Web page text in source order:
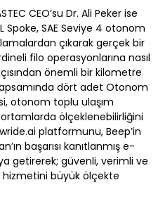
CEO’su Dr. Ali Peker ise
Spoke, SAE Seviye 4 otonom
çıkarak gerçek bir
filo operasyonlarına nasıl
önemli bir kilometre
dört adet Otonom
otonom toplu ulaşım
ölçeklenebilirliğini
platformunu, Beep’in
başarısı kanıtlanmış e-
getirerek; güvenli, verimli ve
büyük ölçekte